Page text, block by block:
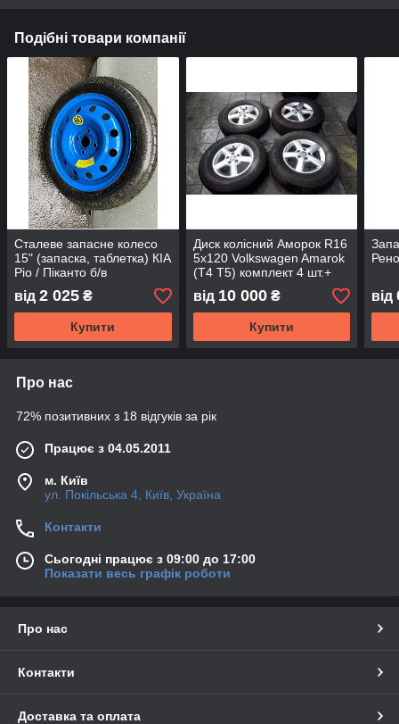
Подібні товари компанії
Сталеве запасне колесо
15" (запаска, таблетка) КІА
Ріо / Піканто б/в
від 2 025 ₴
Купити
Диск колісний Аморок R16
5x120 Volkswagen Amarok
(T4 T5) комплект 4 шт.+
гума б/в
від 10 000₴
Купити
від
Про нас
72% позитивних з 18 відгуків за рік
Працює з 04.05.2011
м. Київ
ул. Покільська 4, Київ, Україна
Контакти
Сьогодні працює з 09:00 до 17:00
Показати весь графік роботи
Про нас
Контакти
Доставка та оплата